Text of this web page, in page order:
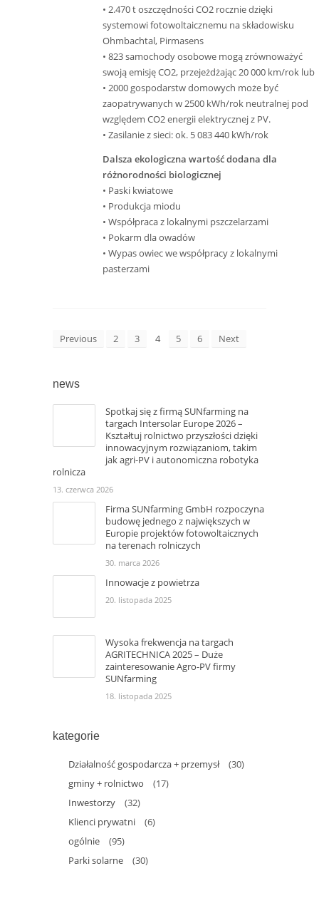
• 2.470 t oszczędności CO2 rocznie dzięki
systemowi fotowoltaicznemu na składowisku
Ohmbachtal, Pirmasens
• 823 samochody osobowe mogą zrównoważyć
swoją emisję CO2, przejeżdżając 20 000 km/rok lub
• 2000 gospodarstw domowych może być
zaopatrywanych w 2500 kWh/rok neutralnej pod
względem CO2 energii elektrycznej z PV.
• Zasilanie z sieci: ok. 5 083 440 kWh/rok
Dalsza ekologiczna wartość dodana dla
różnorodności biologicznej
• Paski kwiatowe
• Produkcja miodu
• Współpraca z lokalnymi pszczelarzami
• Pokarm dla owadów
• Wypas owiec we współpracy z lokalnymi
pasterzami
Previous 2 3 4 5 6 Next
news
Spotkaj się z firmą SUNfarming na
targach Intersolar Europe 2026 –
Kształtuj rolnictwo przyszłości dzięki
innowacyjnym rozwiązaniom, takim
jak agri-PV i autonomiczna robotyka
rolnicza
13. czerwca 2026
Firma SUNfarming GmbH rozpoczyna
budowę jednego z największych w
Europie projektów fotowoltaicznych
na terenach rolniczych
30. marca 2026
Innowacje z powietrza
20. listopada 2025
Wysoka frekwencja na targach
AGRITECHNICA 2025 – Duże
zainteresowanie Agro-PV firmy
SUNfarming
18. listopada 2025
kategorie
Działalność gospodarcza + przemysł
(30)
gminy + rolnictwo
(17)
Inwestorzy
(32)
Klienci prywatni
(6)
ogólnie
(95)
Parki solarne
(30)